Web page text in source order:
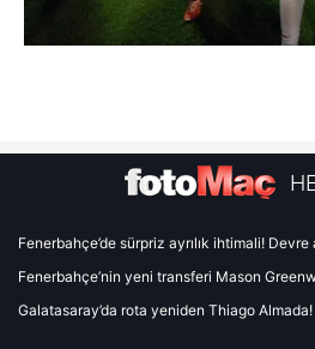
Fenerbahçe’de sürpriz ayrılık ihtimali! Devre
Fenerbahçe’nin yeni transferi Mason
Galatasaray’da rota yeniden Thiago Almada!